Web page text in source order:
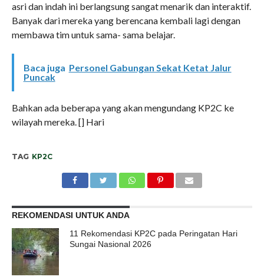
asri dan indah ini berlangsung sangat menarik dan interaktif.
Banyak dari mereka yang berencana kembali lagi dengan
membawa tim untuk sama- sama belajar.
Baca juga Personel Gabungan Sekat Ketat Jalur
Puncak
Bahkan ada beberapa yang akan mengundang KP2C ke
wilayah mereka. [] Hari
TAG KP2C
REKOMENDASI UNTUK ANDA
11 Rekomendasi KP2C pada Peringatan Hari
Sungai Nasional 2026